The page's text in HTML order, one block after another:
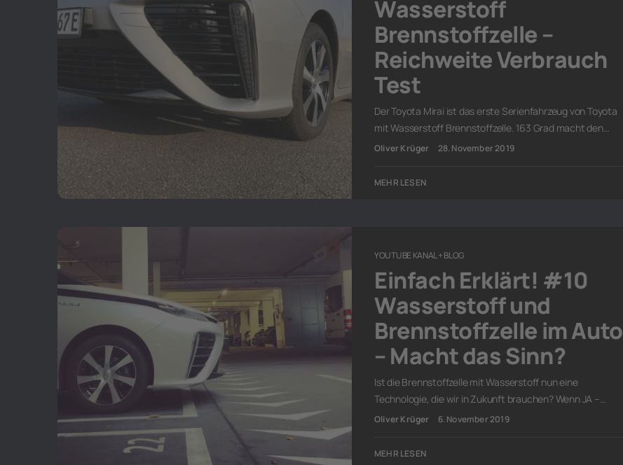
Wasserstoff
Brennstoffzelle –
Reichweite Verbrauch
Test
Der Toyota Mirai ist das erste Serienfahrzeug von Toyota
mit Wasserstoff Brennstoffzelle. 163 Grad macht den…
Oliver Krüger 28. November 2019
MEHR LESEN
YOUTUBE KANAL + BLOG
Einfach Erklärt! #10
Wasserstoff und
Brennstoffzelle im Auto
– Macht das Sinn?
Ist die Brennstoffzelle mit Wasserstoff nun eine
Technologie, die wir in Zukunft brauchen? Wenn JA –…
Oliver Krüger 6. November 2019
MEHR LESEN